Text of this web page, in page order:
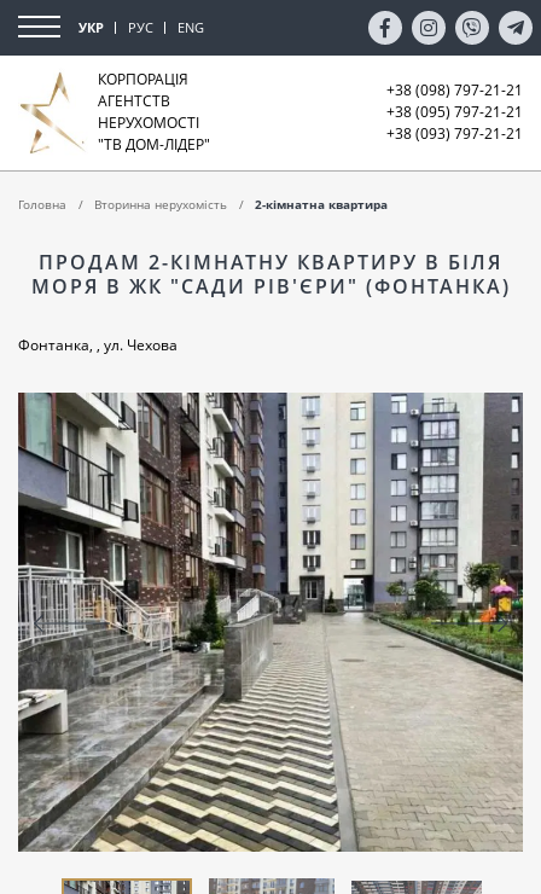
УКР РУС ENG
КОРПОРАЦІЯ
АГЕНТСТВ
НЕРУХОМОСТІ
"ТВ ДОМ-ЛІДЕР"
+38 (098) 797-21-21
+38 (095) 797-21-21
+38 (093) 797-21-21
Головна Вторинна нерухомість 2-кімнатна квартира
ПРОДАМ 2-КІМНАТНУ КВАРТИРУ В БІЛЯ
МОРЯ В ЖК "САДИ РІВ'ЄРИ" (ФОНТАНКА)
Фонтанка, , ул. Чехова